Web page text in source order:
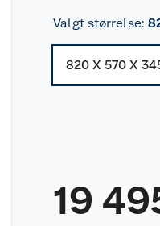
Valgt størrelse:
820 X 570 X
19